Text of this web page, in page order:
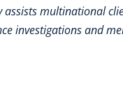
assists multinational
investigations and